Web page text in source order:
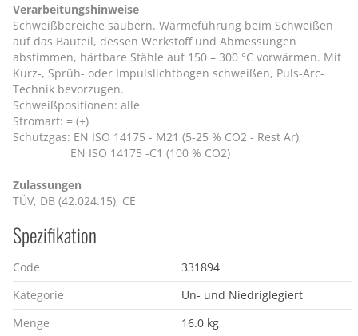
Verarbeitungshinweise
Schweißbereiche säubern. Wärmeführung beim Schweißen
auf das Bauteil, dessen Werkstoff und Abmessungen
abstimmen, härtbare Stähle auf 150 – 300 °C vorwärmen. Mit
Kurz-, Sprüh- oder Impulslichtbogen schweißen, Puls-Arc-
Technik bevorzugen.
Schweißpositionen: alle
Stromart: = (+)
Schutzgas: EN ISO 14175 - M21 (5-25 % CO2 - Rest Ar),
EN ISO 14175 -C1 (100 % CO2)
Zulassungen
TÜV, DB (42.024.15), CE
Spezifikation
Code
331894
Kategorie
Un- und Niedriglegiert
Menge
16.0 kg